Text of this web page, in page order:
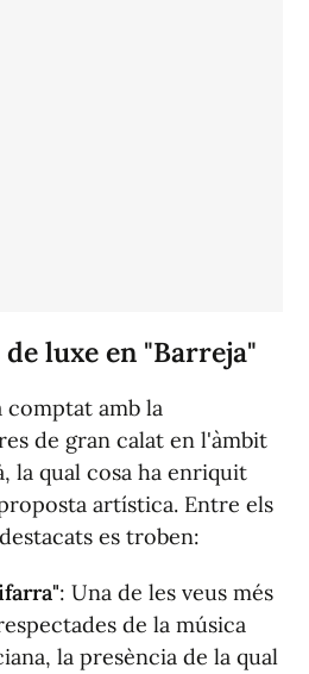
luxe en "Barreja"
comptat amb la
de gran calat en l'àmbit
la qual cosa ha enriquit
artística. Entre els
es troben:
: Una de les veus més
de la música
la presència de la qual